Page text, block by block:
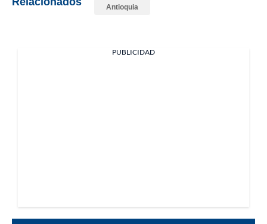
Antioquia
PUBLICIDAD